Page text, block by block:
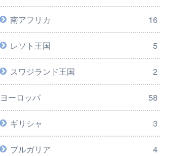
南アフリカ 16
レソト王国 5
スワジランド王国 2
ヨーロッパ 58
ギリシャ 3
ブルガリア 4